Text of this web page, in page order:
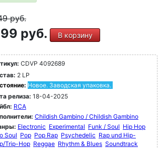
руб.
руб. В корзину
CDVP 4092689
2 LP
Новое. Заводская упаковка.
релиза: 18-04-2025
RCA
Childish Gambino / Childish Gambino
Electronic Experimental Funk / Soul Hip Hop
Soul Pop Pop Rap Psychedelic Rap und Hip-
Trip-Hop Reggae Rhythm & Blues Soundtrack